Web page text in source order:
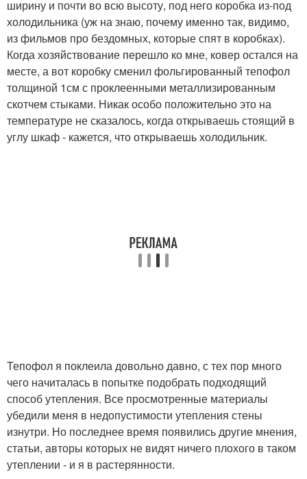
ширину и почти во всю высоту, под него коробка из-под
холодильника (уж на знаю, почему именно так, видимо,
из фильмов про бездомных, которые спят в коробках).
Когда хозяйствование перешло ко мне, ковер остался на
месте, а вот коробку сменил фольгированный тепофол
толщиной 1см с проклеенными металлизированным
скотчем стыками. Никак особо положительно это на
температуре не сказалось, когда открываешь стоящий в
углу шкаф - кажется, что открываешь холодильник.
Тепофол я поклеила довольно давно, с тех пор много
чего начиталась в попытке подобрать подходящий
способ утепления. Все просмотренные материалы
убедили меня в недопустимости утепления стены
изнутри. Но последнее время появились другие мнения,
статьи, авторы которых не видят ничего плохого в таком
утеплении - и я в растерянности.